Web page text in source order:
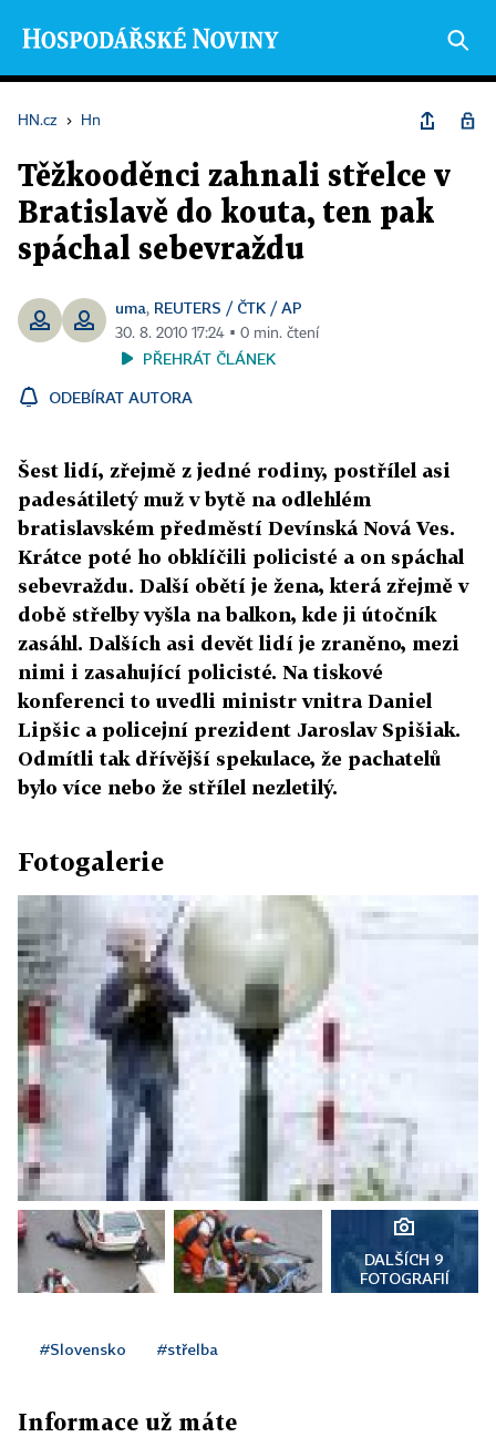
HN.cz › Hn
Těžkooděnci zahnali střelce v
Bratislavě do kouta, ten pak
spáchal sebevraždu
uma, REUTERS / ČTK / AP
30. 8. 2010 17:24 ▪ 0 min. čtení
PŘEHRÁT ČLÁNEK
ODEBÍRAT AUTORA
Šest lidí, zřejmě z jedné rodiny, postřílel asi
padesátiletý muž v bytě na odlehlém
bratislavském předměstí Devínská Nová Ves.
Krátce poté ho obklíčili policisté a on spáchal
sebevraždu. Další obětí je žena, která zřejmě v
době střelby vyšla na balkon, kde ji útočník
zasáhl. Dalších asi devět lidí je zraněno, mezi
nimi i zasahující policisté. Na tiskové
konferenci to uvedli ministr vnitra Daniel
Lipšic a policejní prezident Jaroslav Spišiak.
Odmítli tak dřívější spekulace, že pachatelů
bylo více nebo že střílel nezletilý.
Fotogalerie
DALŠÍCH 9
FOTOGRAFIÍ
#Slovensko #střelba
Informace už máte